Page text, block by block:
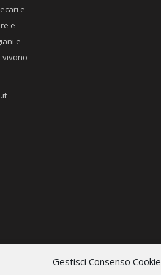
Gestisci Consenso Cookie
e
e
e
vivono